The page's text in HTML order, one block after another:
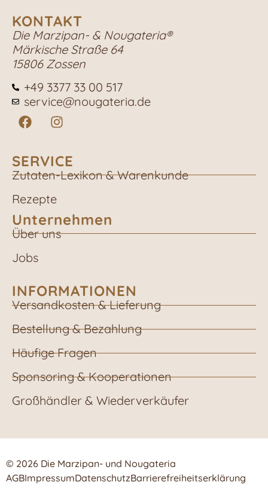
KONTAKT
Die Marzipan- & Nougateria®
Märkische Straße 64
15806 Zossen
+49 3377 33 00 517
service@nougateria.de
SERVICE
Zutaten-Lexikon & Warenkunde
Rezepte
Unternehmen
Über uns
Jobs
INFORMATIONEN
Versandkosten & Lieferung
Bestellung & Bezahlung
Häufige Fragen
Sponsoring & Kooperationen
Großhändler & Wiederverkäufer
© 2026 Die Marzipan- und Nougateria
AGBImpressumDatenschutzBarrierefreiheitserklärung